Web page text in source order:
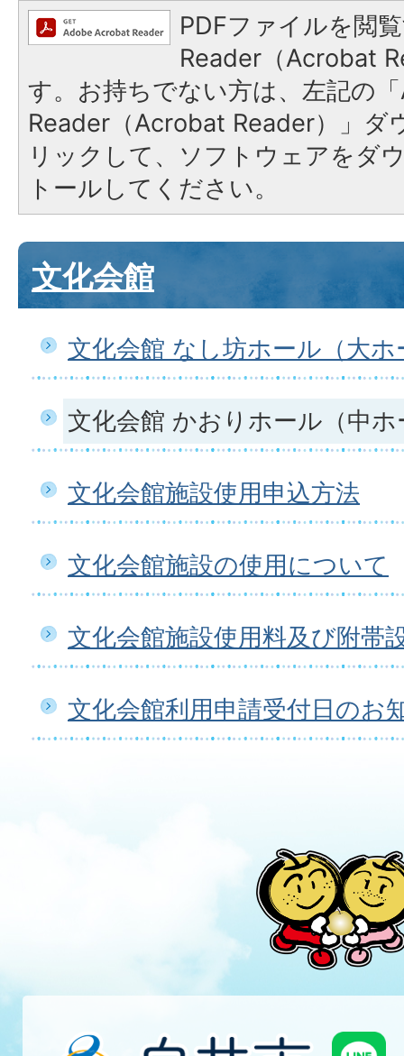
PDFファイルを閲
Reader（Acrobat
す。お持ちでない方は、左記の
Reader（Acrobat Reader）」ダ
リックして、ソフトウェアをダ
トールしてください。
文化会館
文化会館 なし坊ホール（大ホ
文化会館 かおりホール（中ホ
文化会館施設使用申込方法
文化会館施設の使用について
文化会館施設使用料及び附帯
文化会館利用申請受付日のお